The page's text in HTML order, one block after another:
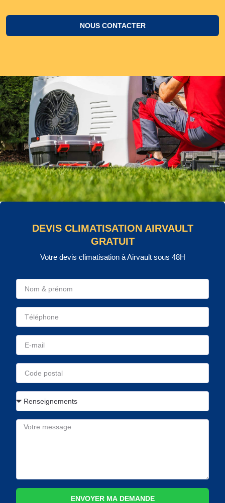
NOUS CONTACTER
DEVIS CLIMATISATION AIRVAULT
GRATUIT
Votre devis climatisation à Airvault sous 48H
ENVOYER MA DEMANDE